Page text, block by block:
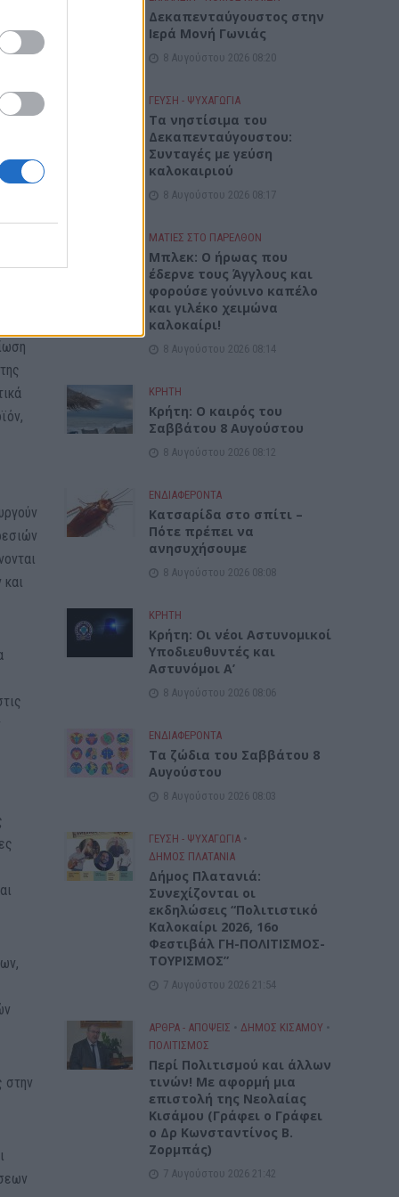
στην
Δεκαπενταύγουστος στην
Ιερά Μονή Γωνιάς
8 Αυγούστου 2026 08:20
ΓΕΎΣΗ - ΨΥΧΑΓΩΓΊΑ
Τα νηστίσιμα του
Δεκαπενταύγουστου:
Συνταγές με γεύση
καλοκαιριού
8 Αυγούστου 2026 08:17
ΜΑΤΙΕΣ ΣΤΟ ΠΑΡΕΛΘΟΝ
Μπλεκ: O ήρωας που
έδερνε τους Άγγλους και
φορούσε γούνινο καπέλο
και γιλέκο χειμώνα
καλοκαίρι!
8 Αυγούστου 2026 08:14
ΚΡΗΤΗ
Κρήτη: O καιρός του
Σαββάτου 8 Αυγούστου
8 Αυγούστου 2026 08:12
ΕΝΔΙΑΦΕΡΟΝΤΑ
Κατσαρίδα στο σπίτι –
Πότε πρέπει να
ανησυχήσουμε
8 Αυγούστου 2026 08:08
ΚΡΗΤΗ
Κρήτη: Οι νέοι Αστυνομικοί
Υποδιευθυντές και
Αστυνόμοι Α’
8 Αυγούστου 2026 08:06
ΕΝΔΙΑΦΕΡΟΝΤΑ
Tα ζώδια του Σαββάτου 8
Αυγούστου
8 Αυγούστου 2026 08:03
ΓΕΎΣΗ - ΨΥΧΑΓΩΓΊΑ •
ΔΉΜΟΣ ΠΛΑΤΑΝΙΆ
Δήμος Πλατανιά:
Συνεχίζονται οι
εκδηλώσεις “Πολιτιστικό
Καλοκαίρι 2026, 16ο
Φεστιβάλ ΓΗ-ΠΟΛΙΤΙΣΜΟΣ-
ΤΟΥΡΙΣΜΟΣ”
7 Αυγούστου 2026 21:54
ΑΡΘΡΑ - ΑΠΟΨΕΙΣ • ΔΉΜΟΣ ΚΙΣΆΜΟΥ •
ΠΟΛΙΤΙΣΜΟΣ
Περί Πολιτισμού και άλλων
τινών! Mε αφορμή μια
επιστολή της Νεολαίας
Κισάμου (Γράφει ο Γράφει
ο Δρ Κωνσταντίνος Β.
Ζορμπάς)
7 Αυγούστου 2026 21:42